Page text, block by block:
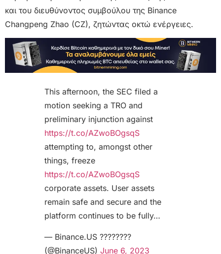
και του διευθύνοντος συμβούλου της Binance
Changpeng Zhao (CZ), ζητώντας οκτώ ενέργειες.
This afternoon, the SEC filed a
motion seeking a TRO and
preliminary injunction against
https://t.co/AZwoBOgsqS
attempting to, amongst other
things, freeze
https://t.co/AZwoBOgsqS
corporate assets. User assets
remain safe and secure and the
platform continues to be fully…
— Binance.US ????????
(@BinanceUS) June 6, 2023